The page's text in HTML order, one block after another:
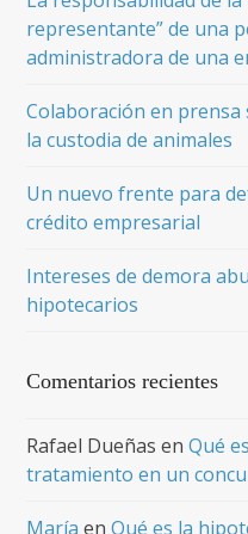
representante” de una
administradora de una
Colaboración en
la custodia de animales
Un nuevo frente para
crédito empresarial
Intereses de demora
hipotecarios
Comentarios recientes
Rafael Dueñas enQué
tratamiento en un
María enQué es la